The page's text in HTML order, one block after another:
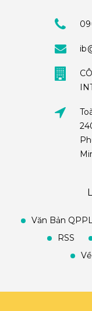
Văn Bản
RSS